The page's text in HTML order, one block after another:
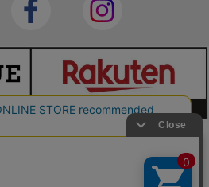
画像等の無断での複製・転載を禁止します。
LEAGUE Rakuten Group, Inc. ALL RIGHTS RE